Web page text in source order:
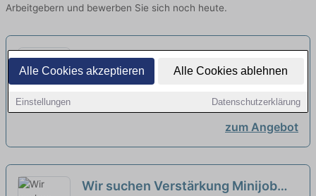
Alle Cookies akzeptieren Alle Cookies ablehnen
Einstellungen Datenschutzerklärung
Arbeitgebern und bewerben Sie sich noch heute.
Fahrer (m/w/d) - Minijob
Evangelische Perthes - Stiftung |
zum Angebot
Wir suchen Verstärkung Minijob